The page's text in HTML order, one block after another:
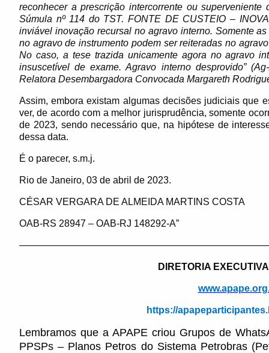
reconhecer a prescrição intercorrente ou
Súmula nº 114 do TST. FONTE DE CUSTEIO –
inviável inovação recursal no agravo interno. Somente
no agravo de instrumento podem ser reiteradas no
No caso, a tese trazida unicamente agora no agravo
insuscetível de exame. Agravo interno desprovido”
Relatora Desembargadora Convocada Margareth
Assim, embora existam algumas decisões judiciais que
ver, de acordo com a melhor jurisprudência, somente
de 2023, sendo necessário que, na hipótese de
dessa data.
É o parecer, s.m.j.
Rio de Janeiro, 03 de abril de 2023.
CÉSAR VERGARA DE ALMEIDA MARTINS COSTA
OAB-RS 28947 – OAB-RJ 148292-A”
DIRETORIA
https://
Lembramos que a APAPE criou Grupos de
PPSPs – Planos Petros do Sistema Petrobras